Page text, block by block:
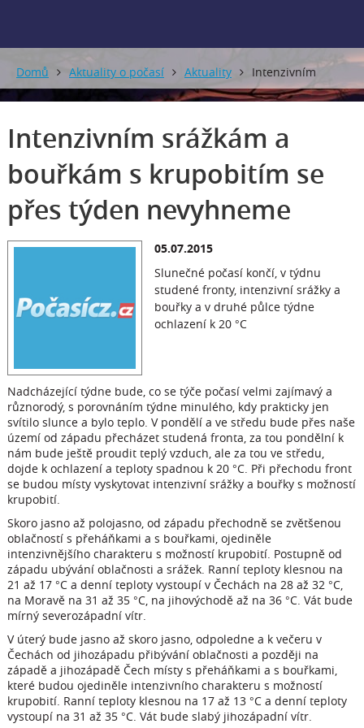
Domů Aktuality o počasí Aktuality Intenzivním
srážkám a bouřkám s krupobitím se přes týden nevyhneme
Intenzivním srážkám a
bouřkám s krupobitím se
přes týden nevyhneme
05.07.2015
Slunečné počasí končí, v týdnu
studené fronty, intenzivní srážky a
bouřky a v druhé půlce týdne
ochlazení k 20 °C
Nadcházející týdne bude, co se týče počasí velmi zajímavý a
různorodý, s porovnáním týdne minulého, kdy prakticky jen
svítilo slunce a bylo teplo. V pondělí a ve středu bude přes naše
území od západu přecházet studená fronta, za tou pondělní k
nám bude ještě proudit teplý vzduch, ale za tou ve středu,
dojde k ochlazení a teploty spadnou k 20 °C. Při přechodu front
se budou místy vyskytovat intenzivní srážky a bouřky s možností
krupobití.
Skoro jasno až polojasno, od západu přechodně se zvětšenou
oblačností s přeháňkami a s bouřkami, ojediněle
intenzivnějšího charakteru s možností krupobití. Postupně od
západu ubývání oblačnosti a srážek. Ranní teploty klesnou na
21 až 17 °C a denní teploty vystoupí v Čechách na 28 až 32 °C,
na Moravě na 31 až 35 °C, na jihovýchodě až na 36 °C. Vát bude
mírný severozápadní vítr.
V úterý bude jasno až skoro jasno, odpoledne a k večeru v
Čechách od jihozápadu přibývání oblačnosti a později na
západě a jihozápadě Čech místy s přeháňkami a s bouřkami,
které budou ojediněle intenzivního charakteru s možností
krupobití. Ranní teploty klesnou na 17 až 13 °C a denní teploty
vystoupí na 31 až 35 °C. Vát bude slabý jihozápadní vítr.